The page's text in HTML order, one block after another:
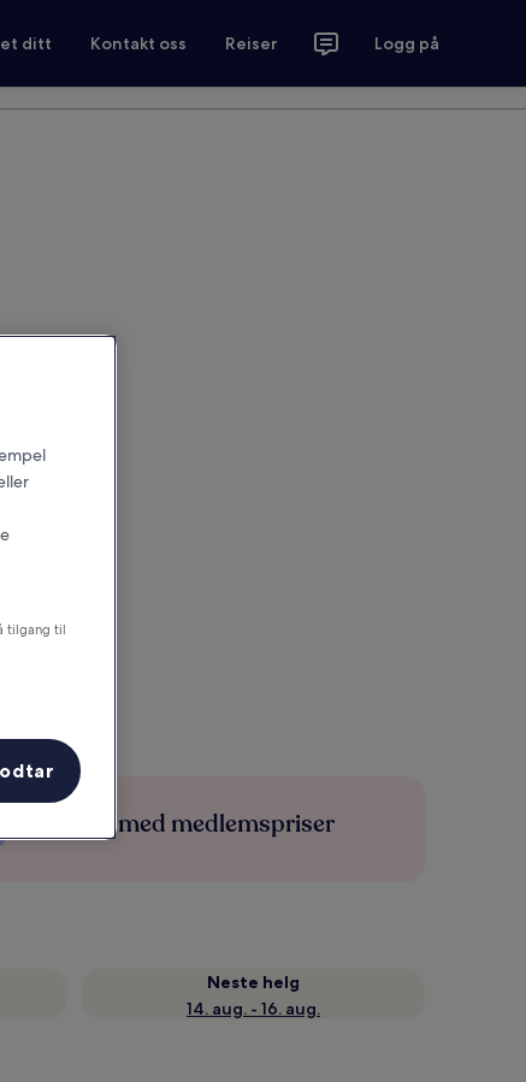
ditt Kontakt oss Reiser Logg på
Spar mer med medlemspriser
Neste helg
14. aug. - 16. aug.
tilgang til